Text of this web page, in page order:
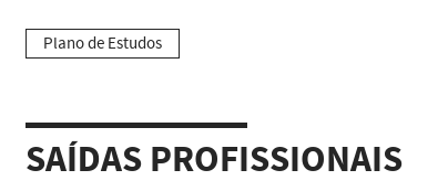
Plano de Estudos
SAÍDAS PROFISSIONAIS